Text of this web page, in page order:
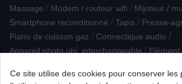
Ce site utilise des cookies pour conserver les
Massage / Modem / routeur wifi / Mijoteur /
Smartphone reconditionné / Tapis / Presse-
Piano de cuisson gaz / Connectique audio /
Appareil photo obj. interchangeable / Elément
Balance de cuisine / Ventilateur, brasseur d'air